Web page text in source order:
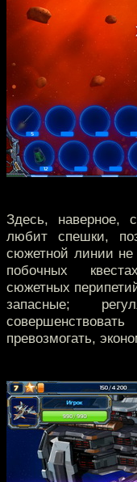
Здесь, наверное,
любит спешки,
сюжетной линии
побочных
сюжетных
запасные;
превозмогать,